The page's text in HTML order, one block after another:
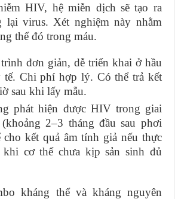
HIV, hệ miễn dịch sẽ tạo ra
lại virus. Xét nghiệm này nhằm
thể đó trong máu.
đơn giản, dễ triển khai ở hầu
tế. Chi phí hợp lý. Có thể trả kết
sau khi lấy mẫu.
phát hiện được HIV trong giai
(khoảng 2–3 tháng đầu sau phơi
cho kết quả âm tính giả nếu thực
khi cơ thể chưa kịp sản sinh đủ
kháng thể và kháng nguyên